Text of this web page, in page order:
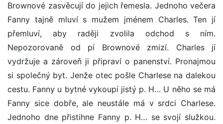
Brownové zasvěcují do jejich řemesla. Jednoho večera
Fanny tajně mluví s mužem jménem Charles. Ten jí
přemluví, aby raději zvolila odchod s ním.
Nepozorovaně od pí Brownové zmizí. Charles jí
vydržuje a zároveň ji připraví o panenství. Pronajmou
si společný byt. Jenže otec pošle Charlese na dalekou
cestu. Fanny u bytné vykoupí jistý p. H… U něho se má
Fanny sice dobře, ale neustále má v srdci Charlese.
Jednoho dne přistihne Fanny p. H… se svojí služkou.